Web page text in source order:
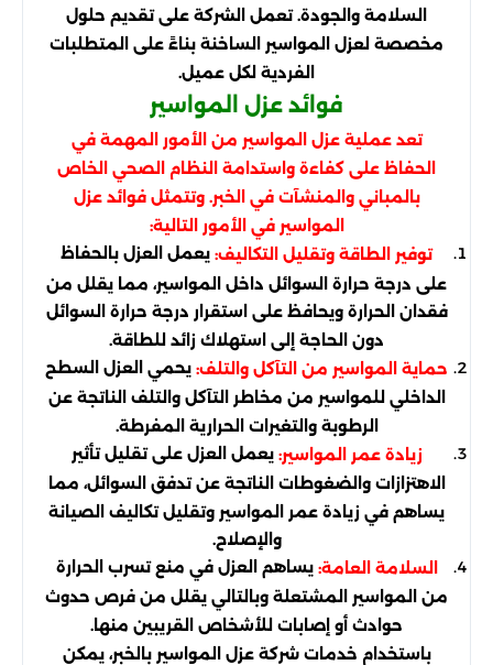
السلامة والجودة. تعمل الشركة على تقديم حلول
مخصصة لعزل المواسير الساخنة بناءً على المتطلبات
الفردية لكل عميل.
فوائد عزل المواسير
تعد عملية عزل المواسير من الأمور المهمة في
الحفاظ على كفاءة واستدامة النظام الصحي الخاص
بالمباني والمنشآت في الخبر. وتتمثل فوائد عزل
المواسير في الأمور التالية:
توفير الطاقة وتقليل التكاليف: يعمل العزل بالحفاظ
على درجة حرارة السوائل داخل المواسير، مما يقلل من
فقدان الحرارة ويحافظ على استقرار درجة حرارة السوائل
دون الحاجة إلى استهلاك زائد للطاقة.
حماية المواسير من التآكل والتلف: يحمي العزل السطح
الداخلي للمواسير من مخاطر التآكل والتلف الناتجة عن
الرطوبة والتغيرات الحرارية المفرطة.
زيادة عمر المواسير: يعمل العزل على تقليل تأثير
الاهتزازات والضغوطات الناتجة عن تدفق السوائل، مما
يساهم في زيادة عمر المواسير وتقليل تكاليف الصيانة
والإصلاح.
السلامة العامة: يساهم العزل في منع تسرب الحرارة
من المواسير المشتعلة وبالتالي يقلل من فرص حدوث
حوادث أو إصابات للأشخاص القريبين منها.
باستخدام خدمات شركة عزل المواسير بالخبر، يمكن